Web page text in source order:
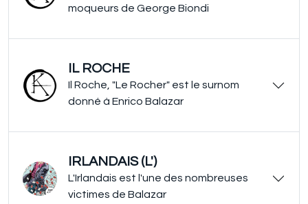
moqueurs de George Biondi
IL ROCHE
Il Roche, "Le Rocher" est le surnom
donné à Enrico Balazar
IRLANDAIS (L')
L'Irlandais est l'une des nombreuses
victimes de Balazar